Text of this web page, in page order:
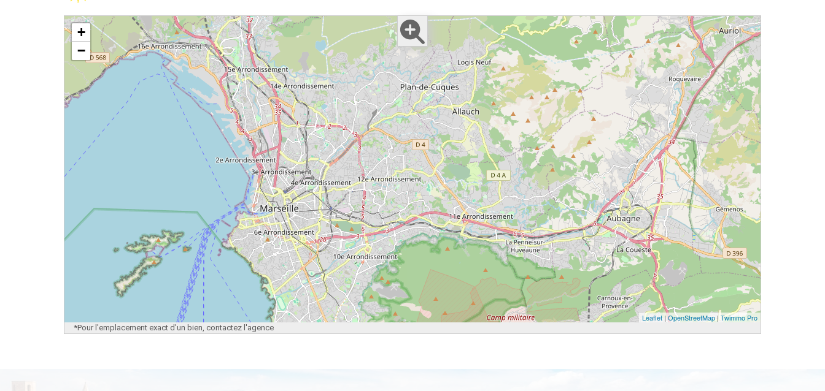
+
−
Leaflet |OpenStreetMap| Twimmo Pro
*Pour l'emplacement exact d'un bien, contactez l'agence